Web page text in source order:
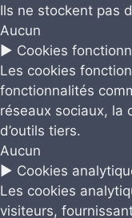
Ils ne stockent pas
Aucun
► Cookies
Les cookies
fonctionnalités
réseaux sociaux, la
d’outils tiers.
Aucun
► Cookies
Les cookies
visiteurs,